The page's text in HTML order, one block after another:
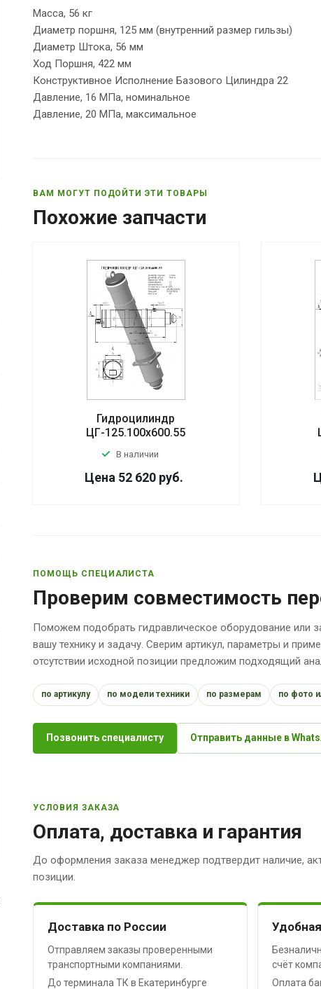
Масса, 56 кг
Диаметр поршня, 125 мм (внутренний размер гильзы)
Диаметр Штока, 56 мм
Ход Поршня, 422 мм
Конструктивное Исполнение Базового Цилиндра 22
Давление, 16 МПа, номинальное
Давление, 20 МПа, максимальное
ВАМ МОГУТ ПОДОЙТИ ЭТИ ТОВАРЫ
Похожие запчасти
Гидроцилиндр
ЦГ-125.100х600.55
В наличии
Цена 52 620 руб.
ПОМОЩЬ СПЕЦИАЛИСТА
Проверим совместимость
Поможем подобрать гидравлическое оборудование или
вашу технику и задачу. Сверим артикул, параметры и
отсутствии исходной позиции предложим подходящий
по артикулу по модели техники по размерам по фото
Позвонить специалисту Отправить данные в
УСЛОВИЯ ЗАКАЗА
Оплата, доставка и гарантия
До оформления заказа менеджер подтвердит наличие,
позиции.
Доставка по России
Отправляем заказы проверенными
транспортными компаниями.
До терминала ТК в Екатеринбурге
счёт
Оплата